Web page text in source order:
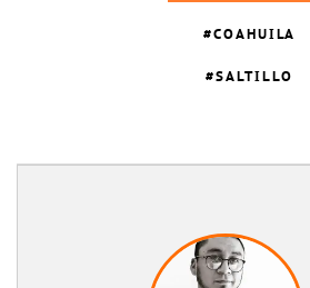
COAHUILA
SALTILLO